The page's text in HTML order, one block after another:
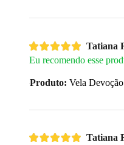
Tatiana
Eu recomendo esse
Produto: Vela
Tatiana